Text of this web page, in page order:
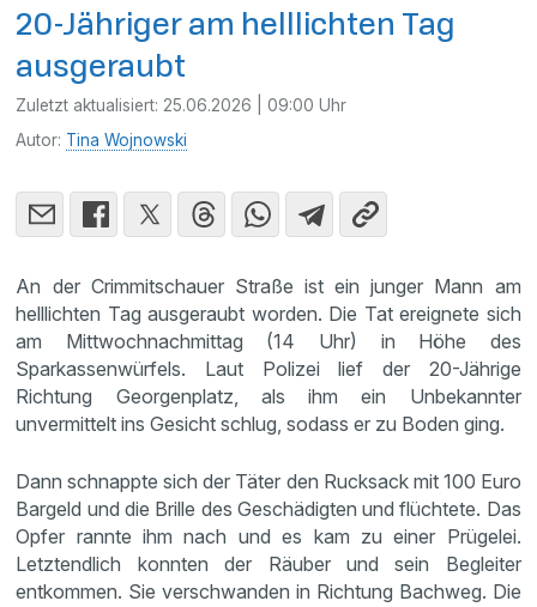
20-Jähriger am helllichten Tag
ausgeraubt
Zuletzt aktualisiert: 25.06.2026 | 09:00 Uhr
Autor: Tina Wojnowski
An der Crimmitschauer Straße ist ein junger Mann am
helllichten Tag ausgeraubt worden. Die Tat ereignete sich
am Mittwochnachmittag (14 Uhr) in Höhe des
Sparkassenwürfels. Laut Polizei lief der 20-Jährige
Richtung Georgenplatz, als ihm ein Unbekannter
unvermittelt ins Gesicht schlug, sodass er zu Boden ging.
Dann schnappte sich der Täter den Rucksack mit 100 Euro
Bargeld und die Brille des Geschädigten und flüchtete. Das
Opfer rannte ihm nach und es kam zu einer Prügelei.
Letztendlich konnten der Räuber und sein Begleiter
entkommen. Sie verschwanden in Richtung Bachweg. Die